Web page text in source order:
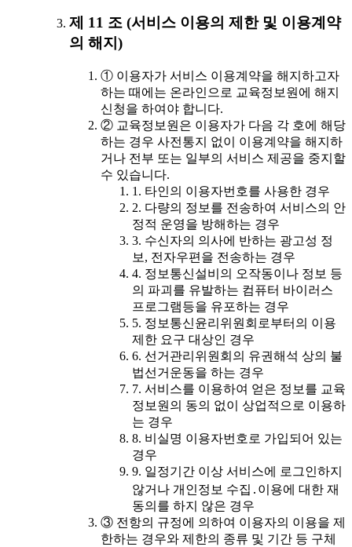
제 11 조 (서비스 이용의 제한 및 이용계약
의 해지)
① 이용자가 서비스 이용계약을 해지하고자
하는 때에는 온라인으로 교육정보원에 해지
신청을 하여야 합니다.
② 교육정보원은 이용자가 다음 각 호에 해당
하는 경우 사전통지 없이 이용계약을 해지하
거나 전부 또는 일부의 서비스 제공을 중지할
수 있습니다.
1. 타인의 이용자번호를 사용한 경우
2. 다량의 정보를 전송하여 서비스의 안
정적 운영을 방해하는 경우
3. 수신자의 의사에 반하는 광고성 정
보, 전자우편을 전송하는 경우
4. 정보통신설비의 오작동이나 정보 등
의 파괴를 유발하는 컴퓨터 바이러스
프로그램등을 유포하는 경우
5. 정보통신윤리위원회로부터의 이용
제한 요구 대상인 경우
6. 선거관리위원회의 유권해석 상의 불
법선거운동을 하는 경우
7. 서비스를 이용하여 얻은 정보를 교육
정보원의 동의 없이 상업적으로 이용하
는 경우
8. 비실명 이용자번호로 가입되어 있는
경우
9. 일정기간 이상 서비스에 로그인하지
않거나 개인정보 수집․이용에 대한 재
동의를 하지 않은 경우
③ 전항의 규정에 의하여 이용자의 이용을 제
한하는 경우와 제한의 종류 및 기간 등 구체